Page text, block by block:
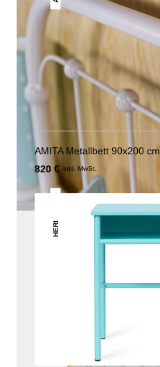
AMITA Metallbett 90x200 cm
820 € inkl. MwSt.
HERI